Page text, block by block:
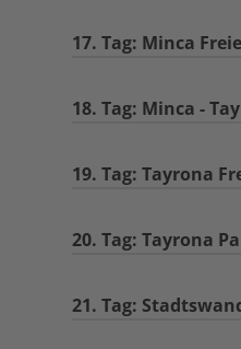
17. Tag: Minca
18. Tag: Minca -
19. Tag: Tayrona
20. Tag: Tayrona
21. Tag: